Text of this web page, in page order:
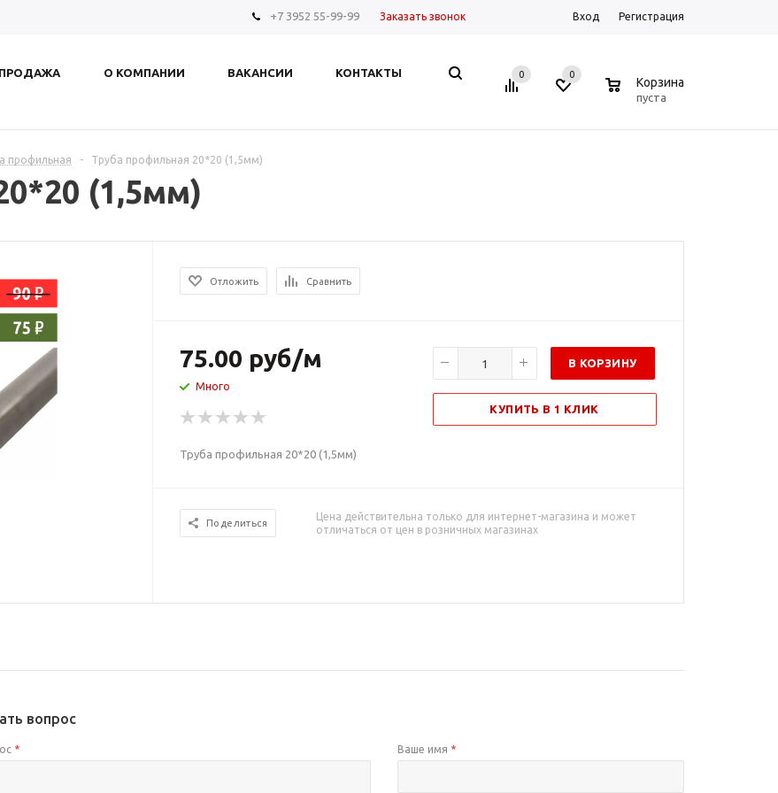
+7 3952 55-99-99 Заказать звонок Вход Регистрация
О КОМПАНИИ ВАКАНСИИ КОНТАКТЫ 0 0
Корзина
пуста
профильная - Труба профильная 20*20 (1,5мм)
(1,5мм)
Отложить Сравнить
75.00 руб/м
Много
В КОРЗИНУ
КУПИТЬ В 1 КЛИК
Труба профильная 20*20 (1,5мм)
Поделиться
Цена действительна только для интернет-магазина и может
отличаться от цен в розничных магазинах
вопрос
* Ваше имя *